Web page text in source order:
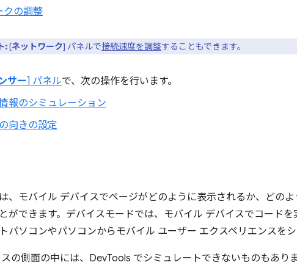
クの調整
:[ネットワーク] パネルで接続速度を調整することもできます。
サー] パネルで、次の操作を行います。
報のシミュレーション
向きの設定
、モバイル デバイスでページがどのように表示されるか、どの
ができます。デバイスモードでは、モバイル デバイスでコード
パソコンやパソコンからモバイル ユーザー エクスペリエンスをシ
の側面の中には、DevTools でシミュレートできないものもあり